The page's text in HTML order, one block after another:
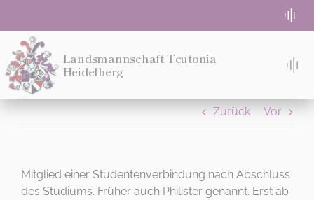
springen
WG-Zimmer frei
Absolute Beginner
Login für Teuten
Landsmannschaft Teutonia
Heidelberg
TACH!
WOHNEN
Zurück Vor
Mitglied einer Studentenverbindung nach Abschluss
des Studiums. Früher auch Philister genannt. Erst ab